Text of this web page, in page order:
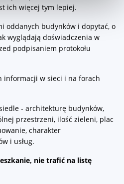
ich więcej tym lepiej.
oddanych budynków i dopytać, o
wyglądają doświadczenia w
podpisaniem protokołu
informacji w sieci i na forach
- architekturę budynków,
przestrzeni, ilość zieleni, plac
charakter
i usług.
nie trafić na listę